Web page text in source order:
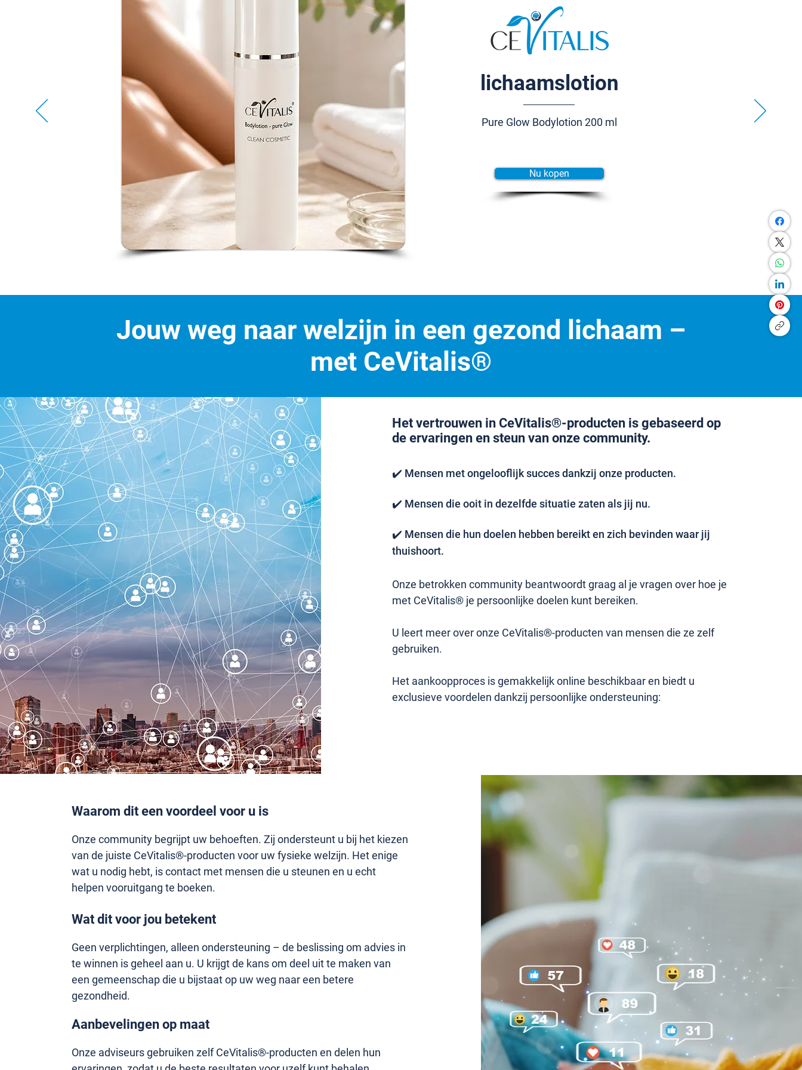
lichaamslotion
Pure Glow Bodylotion 200 ml
Nu kopen
Jouw weg naar welzijn in een gezond lichaam –
met CeVitalis®
Het vertrouwen in CeVitalis®-producten is gebaseerd op
de ervaringen en steun van onze community.
✔️ Mensen met ongelooflijk succes dankzij onze producten.
✔️ Mensen die ooit in dezelfde situatie zaten als jij nu.
✔️ Mensen die hun doelen hebben bereikt en zich bevinden waar jij
thuishoort.
Onze betrokken community beantwoordt graag al je vragen over hoe je
met CeVitalis® je persoonlijke doelen kunt bereiken.
U leert meer over onze CeVitalis®-producten van mensen die ze zelf
gebruiken.
Het aankoopproces is gemakkelijk online beschikbaar en biedt u
exclusieve voordelen dankzij persoonlijke ondersteuning:
Waarom dit een voordeel voor u is
Onze community begrijpt uw behoeften. Zij ondersteunt u bij het kiezen
van de juiste CeVitalis®-producten voor uw fysieke welzijn. Het enige
wat u nodig hebt, is contact met mensen die u steunen en u echt
helpen vooruitgang te boeken.
Wat dit voor jou betekent
Geen verplichtingen, alleen ondersteuning – de beslissing om advies in
te winnen is geheel aan u. U krijgt de kans om deel uit te maken van
een gemeenschap die u bijstaat op uw weg naar een betere
gezondheid.
Aanbevelingen op maat
Onze adviseurs gebruiken zelf CeVitalis®-producten en delen hun